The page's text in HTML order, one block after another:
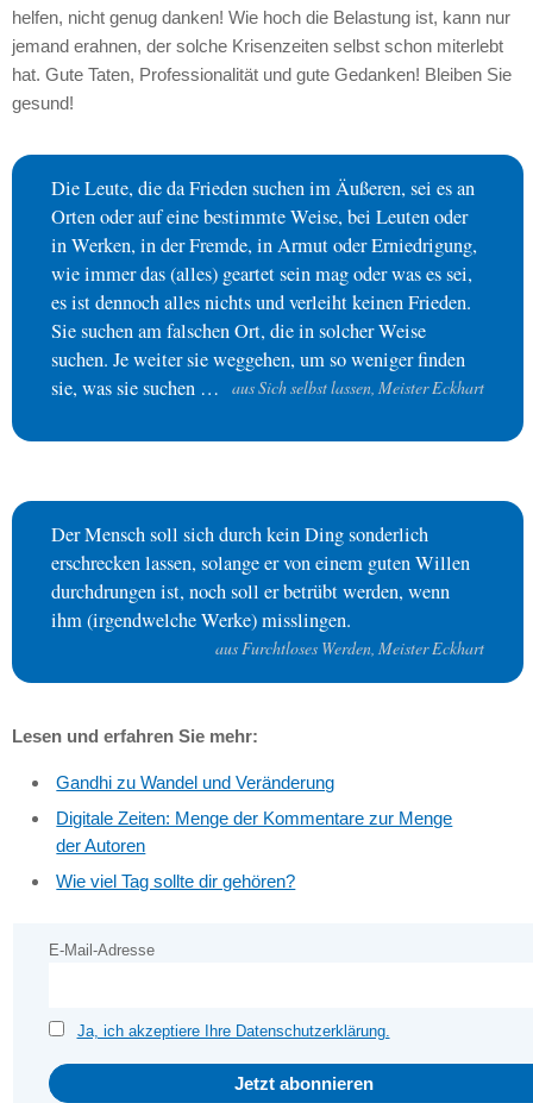
helfen, nicht genug danken! Wie hoch die Belastung ist, kann nur
jemand erahnen, der solche Krisenzeiten selbst schon miterlebt
hat. Gute Taten, Professionalität und gute Gedanken! Bleiben Sie
gesund!
Die Leute, die da Frieden suchen im Äußeren, sei es an
Orten oder auf eine bestimmte Weise, bei Leuten oder
in Werken, in der Fremde, in Armut oder Erniedrigung,
wie immer das (alles) geartet sein mag oder was es sei,
es ist dennoch alles nichts und verleiht keinen Frieden.
Sie suchen am falschen Ort, die in solcher Weise
suchen. Je weiter sie weggehen, um so weniger finden
sie, was sie suchen …
aus Sich selbst lassen, Meister Eckhart
Der Mensch soll sich durch kein Ding sonderlich
erschrecken lassen, solange er von einem guten Willen
durchdrungen ist, noch soll er betrübt werden, wenn
ihm (irgendwelche Werke) misslingen.
aus Furchtloses Werden, Meister Eckhart
Lesen und erfahren Sie mehr:
Gandhi zu Wandel und Veränderung
Digitale Zeiten: Menge der Kommentare zur Menge
der Autoren
Wie viel Tag sollte dir gehören?
E-Mail-Adresse
Ja, ich akzeptiere Ihre Datenschutzerklärung.